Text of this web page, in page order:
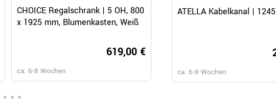
CHOICE Regalschrank | 5 OH, 800
x 1925 mm, Blumenkasten, Weiß
619,00 €
ca. 6-8 Wochen
CHOICE Regalschrank | 5
ca. 6-8 Wochen
ATELLA Kabelkanal |
ca. 6-8 Wochen